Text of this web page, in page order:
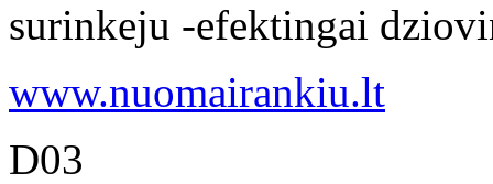
surinkeju -efektingai
www.nuomairankiu.lt
D03